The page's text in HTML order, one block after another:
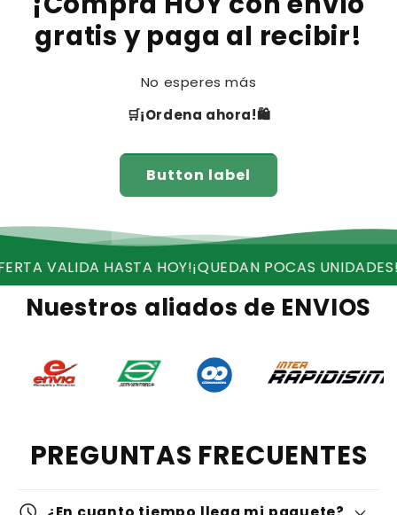
gratis y paga al recibir!
No esperes más
🛒¡Ordena ahora!🛍
Button label
HOY!¡QUEDAN POCAS UNIDADES!¡RECIBE
Nuestros aliados de ENVIOS
PREGUNTAS FRECUENTES